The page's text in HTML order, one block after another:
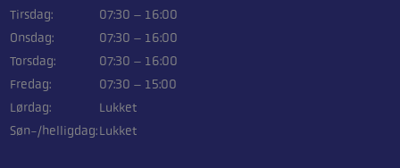
Tirsdag:
07:30 – 16:00
Onsdag:
07:30 – 16:00
Torsdag:
07:30 – 16:00
Fredag:
07:30 – 15:00
Lørdag:
Lukket
Søn-/helligdag:Lukket